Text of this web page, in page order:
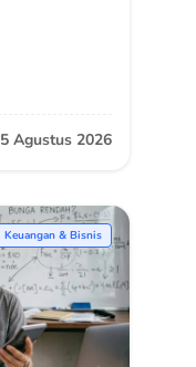
5 Agustus 2026
Keuangan & Bisnis